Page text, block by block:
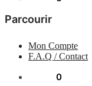
Parcourir
Mon Compte
F.A.Q / Contact
0